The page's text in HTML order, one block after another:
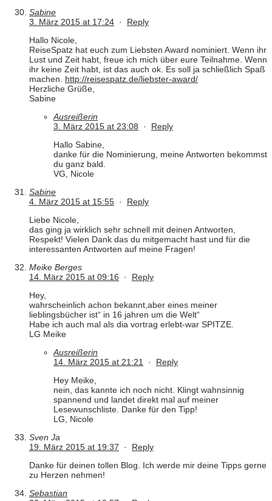
Sabine
3. März 2015 at 17:24 · Reply
Hallo Nicole,
ReiseSpatz hat euch zum Liebsten Award nominiert. Wenn ihr
Lust und Zeit habt, freue ich mich über eure Teilnahme. Wenn
ihr keine Zeit habt, ist das auch ok. Es soll ja schließlich Spaß
machen. http://reisespatz.de/liebster-award/
Herzliche Grüße,
Sabine
Ausreißerin
3. März 2015 at 23:08 · Reply
Hallo Sabine,
danke für die Nominierung, meine Antworten bekommst
du ganz bald.
VG, Nicole
Sabine
4. März 2015 at 15:55 · Reply
Liebe Nicole,
das ging ja wirklich sehr schnell mit deinen Antworten,
Respekt! Vielen Dank das du mitgemacht hast und für die
interessanten Antworten auf meine Fragen!
Meike Berges
14. März 2015 at 09:16 · Reply
Hey,
wahrscheinlich achon bekannt,aber eines meiner
lieblingsbücher ist“ in 16 jahren um die Welt“
Habe ich auch mal als dia vortrag erlebt-war SPITZE.
LG Meike
Ausreißerin
14. März 2015 at 21:21 · Reply
Hey Meike,
nein, das kannte ich noch nicht. Klingt wahnsinnig
spannend und landet direkt mal auf meiner
Lesewunschliste. Danke für den Tipp!
LG, Nicole
Sven Ja
19. März 2015 at 19:37 · Reply
Danke für deinen tollen Blog. Ich werde mir deine Tipps gerne
zu Herzen nehmen!
Sebastian